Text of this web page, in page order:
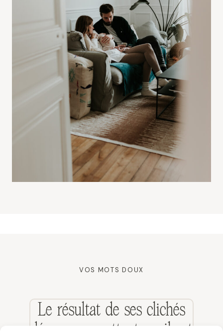
VOS MOTS DOUX
Le résultat de ses clichés